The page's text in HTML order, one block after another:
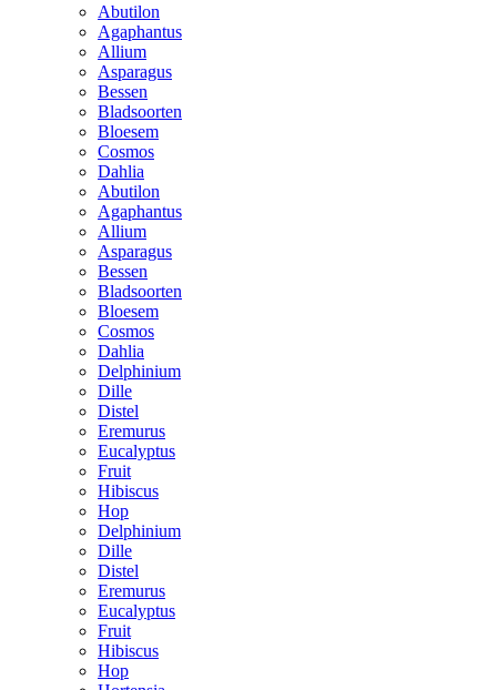
Abutilon
Agaphantus
Allium
Asparagus
Bessen
Bladsoorten
Bloesem
Cosmos
Dahlia
Abutilon
Agaphantus
Allium
Asparagus
Bessen
Bladsoorten
Bloesem
Cosmos
Dahlia
Delphinium
Dille
Distel
Eremurus
Eucalyptus
Fruit
Hibiscus
Hop
Delphinium
Dille
Distel
Eremurus
Eucalyptus
Fruit
Hibiscus
Hop